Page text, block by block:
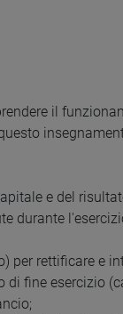
il
e del
durante
per rettificare e
di fine esercizio